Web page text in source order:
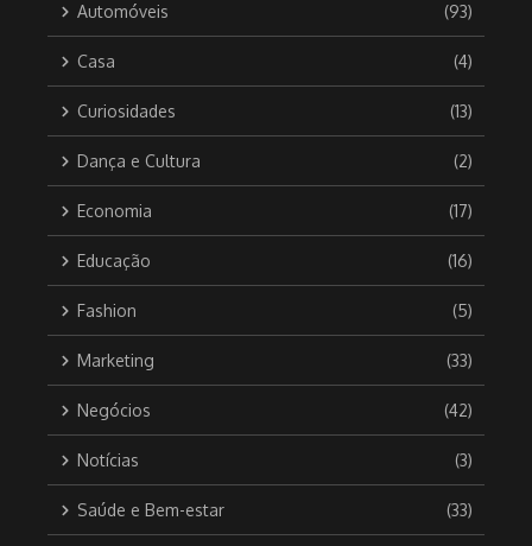
Automóveis (93)
Casa (4)
Curiosidades (13)
Dança e Cultura (2)
Economia (17)
Educação (16)
Fashion (5)
Marketing (33)
Negócios (42)
Notícias (3)
Saúde e Bem-estar (33)